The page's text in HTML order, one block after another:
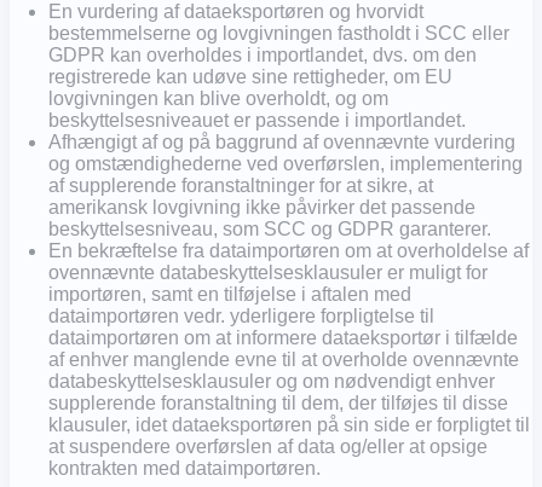
En vurdering af dataeksportøren og hvorvidt
bestemmelserne og lovgivningen fastholdt i SCC eller
GDPR kan overholdes i importlandet, dvs. om den
registrerede kan udøve sine rettigheder, om EU
lovgivningen kan blive overholdt, og om
beskyttelsesniveauet er passende i importlandet.
Afhængigt af og på baggrund af ovennævnte vurdering
og omstændighederne ved overførslen, implementering
af supplerende foranstaltninger for at sikre, at
amerikansk lovgivning ikke påvirker det passende
beskyttelsesniveau, som SCC og GDPR garanterer.
En bekræftelse fra dataimportøren om at overholdelse af
ovennævnte databeskyttelsesklausuler er muligt for
importøren, samt en tilføjelse i aftalen med
dataimportøren vedr. yderligere forpligtelse til
dataimportøren om at informere dataeksportør i tilfælde
af enhver manglende evne til at overholde ovennævnte
databeskyttelsesklausuler og om nødvendigt enhver
supplerende foranstaltning til dem, der tilføjes til disse
klausuler, idet dataeksportøren på sin side er forpligtet til
at suspendere overførslen af data og/eller at opsige
kontrakten med dataimportøren.